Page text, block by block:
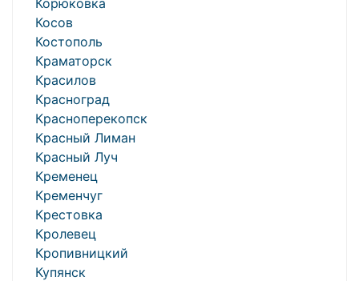
Корюковка
Косов
Костополь
Краматорск
Красилов
Красноград
Красноперекопск
Красный Лиман
Красный Луч
Кременец
Кременчуг
Крестовка
Кролевец
Кропивницкий
Купянск